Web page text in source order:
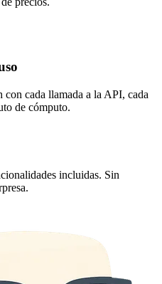
con cada llamada a la API, cada
de cómputo.
incluidas. Sin